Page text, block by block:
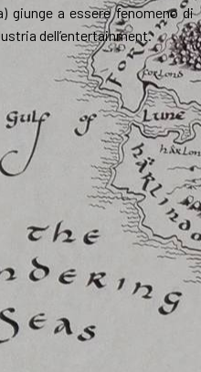
giunge a essere fenomeno di
dell’entertainment.